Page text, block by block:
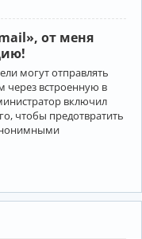
от меня
могут отправлять
через встроенную в
включил
чтобы предотвратить